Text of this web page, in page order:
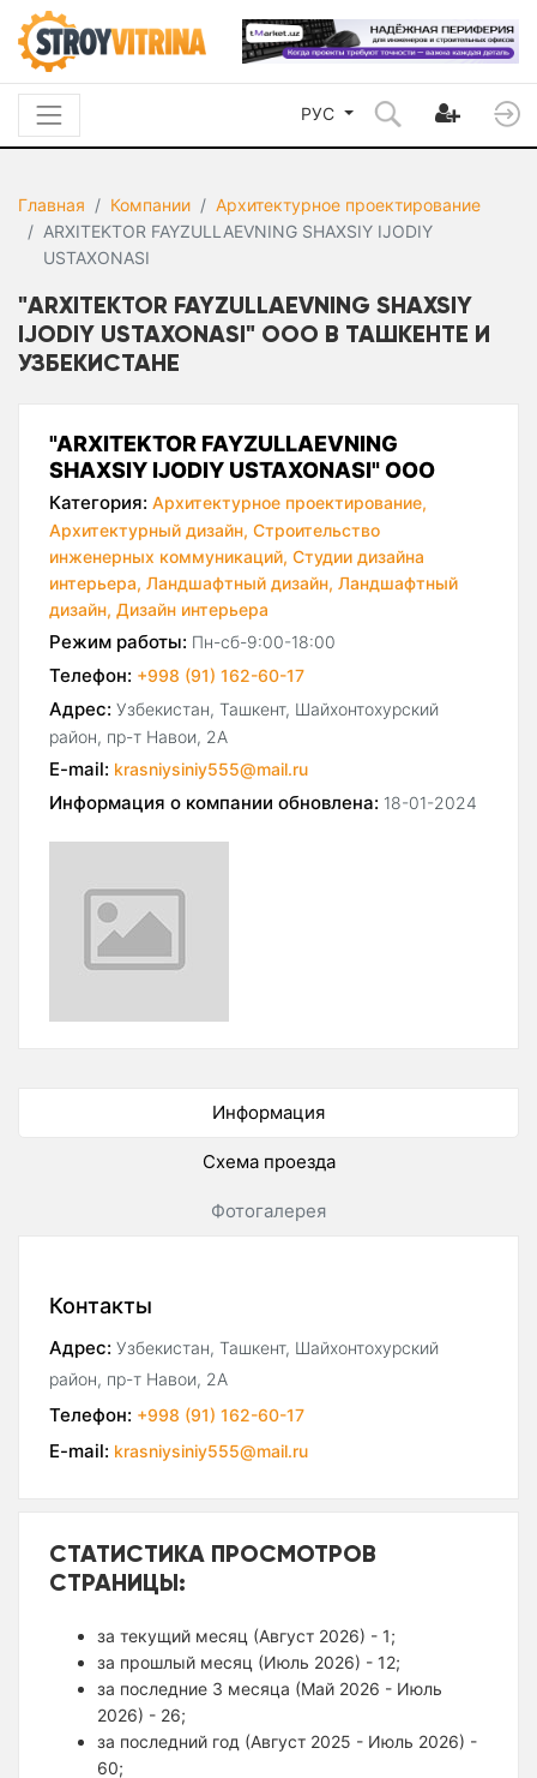
РУС
Главная Компании
Архитектурное проектирование
ARXITEKTOR FAYZULLAEVNING SHAXSIY IJODIY
USTAXONASI
"ARXITEKTOR FAYZULLAEVNING SHAXSIY
IJODIY USTAXONASI" ООО В ТАШКЕНТЕ И
УЗБЕКИСТАНЕ
"ARXITEKTOR FAYZULLAEVNING
SHAXSIY IJODIY USTAXONASI" ООО
Категория: Архитектурное проектирование,
Архитектурный дизайн, Строительство
инженерных коммуникаций, Студии дизайна
интерьера, Ландшафтный дизайн, Ландшафтный
дизайн, Дизайн интерьера
Режим работы: Пн-сб-9:00-18:00
Телефон: +998 (91) 162-60-17
Адрес: Узбекистан, Ташкент, Шайхонтохурский
район, пр-т Навои, 2А
E-mail: krasniysiniy555@mail.ru
Информация о компании обновлена: 18-01-2024
Информация
Схема проезда
Фотогалерея
Контакты
Адрес: Узбекистан, Ташкент, Шайхонтохурский
район, пр-т Навои, 2А
Телефон: +998 (91) 162-60-17
E-mail: krasniysiniy555@mail.ru
СТАТИСТИКА ПРОСМОТРОВ
СТРАНИЦЫ:
за текущий месяц (Август 2026) - 1;
за прошлый месяц (Июль 2026) - 12;
за последние 3 месяца (Май 2026 - Июль
2026) - 26;
за последний год (Август 2025 - Июль 2026) -
60;